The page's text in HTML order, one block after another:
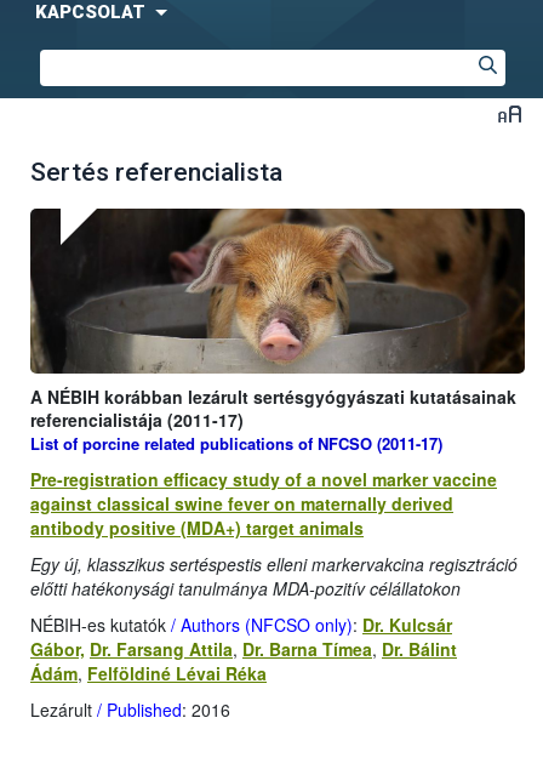
KAPCSOLAT
Sertés referencialista
A NÉBIH korábban lezárult sertésgyógyászati kutatásainak
referencialistája (2011-17)
List of porcine related publications of NFCSO (2011-17)
Pre-registration efficacy study of a novel marker vaccine
against classical swine fever on maternally derived
antibody positive (MDA+) target animals
Egy új, klasszikus sertéspestis elleni markervakcina regisztráció
előtti hatékonysági tanulmánya MDA-pozitív célállatokon
NÉBIH-es kutatók / Authors (NFCSO only): Dr. Kulcsár
Gábor, Dr. Farsang Attila, Dr. Barna Tímea, Dr. Bálint
Ádám, Felföldiné Lévai Réka
Lezárult / Published: 2016